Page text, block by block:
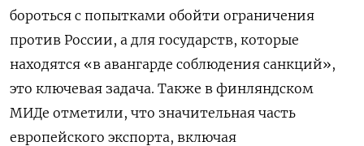
бороться с попытками обойти ограничения
против России, а для государств, которые
находятся «в авангарде соблюдения санкций»,
это ключевая задача. Также в финляндском
МИДе отметили, что значительная часть
европейского экспорта, включая